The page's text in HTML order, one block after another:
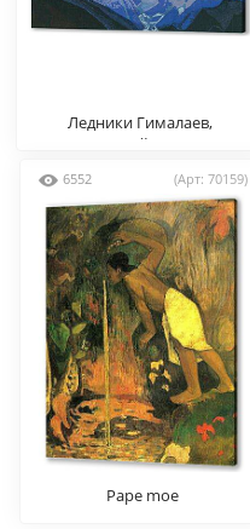
Ледники Гималаев,
Николай Рерих
6552 (Арт: 70159)
Pape moe